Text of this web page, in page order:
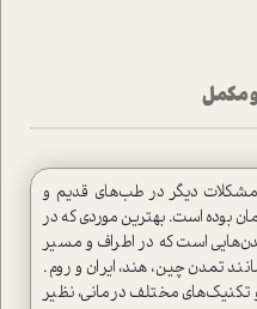
مکمل
دیگر در طب‌های قدیم و
بوده است. بهترین موردی که در
است که در اطراف و مسیر
تمدن چین، هند، ایران و روم.
تکنیک‌های مختلف درمانی، نظیر